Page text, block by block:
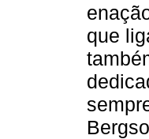
que